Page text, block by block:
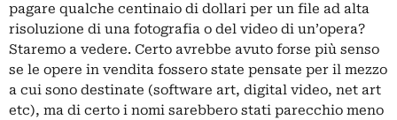
pagare qualche centinaio di dollari per un file ad alta
risoluzione di una fotografia o del video di un’opera?
Staremo a vedere. Certo avrebbe avuto forse più senso
se le opere in vendita fossero state pensate per il mezzo
a cui sono destinate (software art, digital video, net art
etc), ma di certo i nomi sarebbero stati parecchio meno